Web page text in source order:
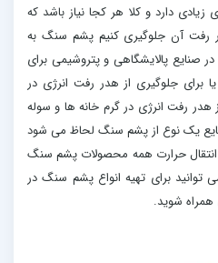
زیادی دارد و کلا هر کجا نیاز باشد که
رفت آن جلوگیری کنیم پشم سنگ به
صنایع پالایشگاهی و پتروشیمی برای
برای جلوگیری از هدر رفت انرژی در
هدر رفت انرژی در گرم خانه ها و سوله
یک نوع از پشم سنگ لحاظ می شود
حرارت همه محصولات پشم سنگ
برای تهیه انواع پشم سنگ در
همراه شوید.